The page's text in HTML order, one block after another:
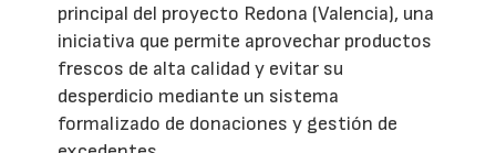
principal del proyecto Redona (Valencia), una
iniciativa que permite aprovechar productos
frescos de alta calidad y evitar su
desperdicio mediante un sistema
formalizado de donaciones y gestión de